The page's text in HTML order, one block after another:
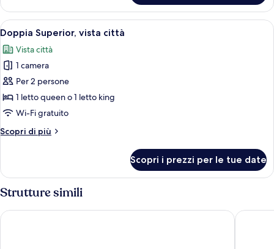
Deluxe,
vista
città
Apri
tutte
le
foto
per
Doppia
Superior,
città
Biancheria da letto ipoallergenica,
8
Doppia Superior, vista città
Vista città
1 camera
Per 2 persone
1 letto queen o 1 letto king
Wi-Fi gratuito
Scopri di più
Altri
Superior,
città
Scopri i prezzi per le tue date
Strutture simili
LIVIE Da Nang Style Nhat